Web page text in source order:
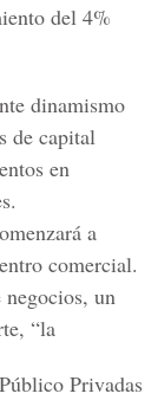
del 4%
dinamismo
de capital
en
a
comercial.
un
“la
Privadas